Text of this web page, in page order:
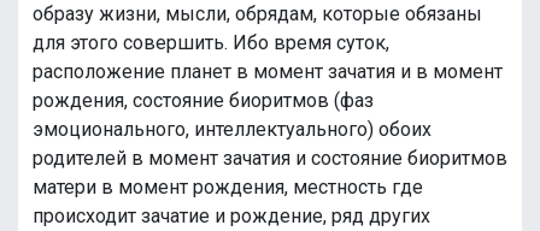
образу жизни, мысли, обрядам, которые обязаны
для этого совершить. Ибо время суток,
расположение планет в момент зачатия и в момент
рождения, состояние биоритмов (фаз
эмоционального, интеллектуального) обоих
родителей в момент зачатия и состояние биоритмов
матери в момент рождения, местность где
происходит зачатие и рождение, ряд других